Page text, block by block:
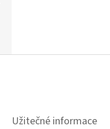
Užitečné informace